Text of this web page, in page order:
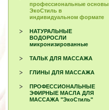
профессиональные основы
ЭкоСтиль в
индивидуальном формате
НАТУРАЛЬНЫЕ
ВОДОРОСЛИ
микронизированные
ТАЛЬК ДЛЯ МАССАЖА
ГЛИНЫ ДЛЯ МАССАЖА
ПРОФЕССИОНАЛЬНЫЕ
ЭФИРНЫЕ МАСЛА ДЛЯ
МАССАЖА "ЭкоСтиль"